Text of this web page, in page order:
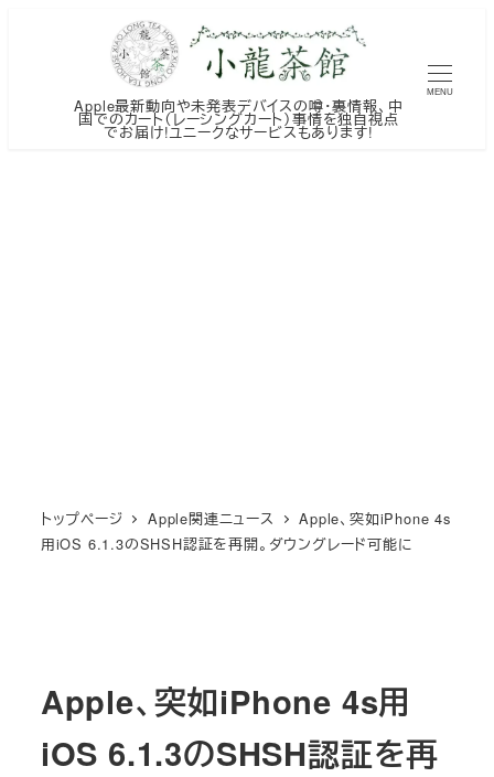
Apple最新動向や未発表デバイスの噂・裏情報、中
国でのカート（レーシングカート）事情を独自視点
でお届け!ユニークなサービスもあります!
MENU
トップページ Apple関連ニュース
Apple、突如iPhone 4s
用iOS 6.1.3のSHSH認証を再開。ダウングレード可能に
Apple、突如iPhone 4s用
iOS 6.1.3のSHSH認証を再